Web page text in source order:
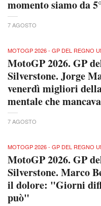
momento siamo da
7 AGOSTO
MOTOGP 2026 - GP DEL REGNO
MotoGP 2026. GP
Silverstone. Jorge
venerdì migliori
mentale che
7 AGOSTO
MOTOGP 2026 - GP DEL REGNO
MotoGP 2026. GP
Silverstone. Marco
il dolore: "Giorni
può"